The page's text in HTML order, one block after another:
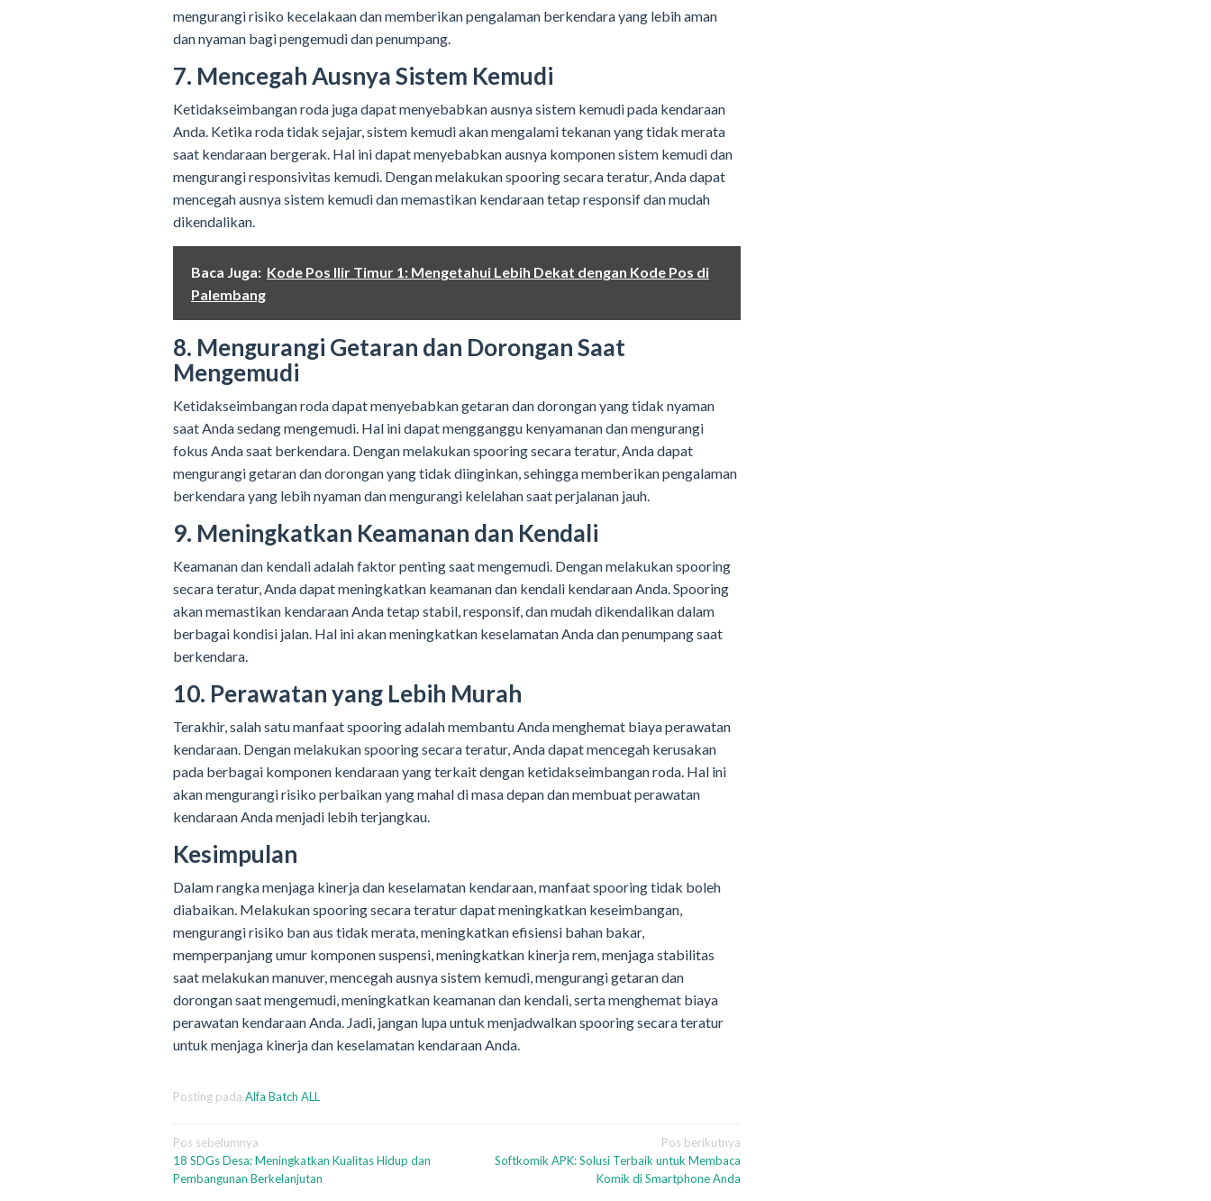
mengurangi risiko kecelakaan dan memberikan pengalaman berkendara yang lebih aman
dan nyaman bagi pengemudi dan penumpang.
7. Mencegah Ausnya Sistem Kemudi
Ketidakseimbangan roda juga dapat menyebabkan ausnya sistem kemudi pada kendaraan
Anda. Ketika roda tidak sejajar, sistem kemudi akan mengalami tekanan yang tidak merata
saat kendaraan bergerak. Hal ini dapat menyebabkan ausnya komponen sistem kemudi dan
mengurangi responsivitas kemudi. Dengan melakukan spooring secara teratur, Anda dapat
mencegah ausnya sistem kemudi dan memastikan kendaraan tetap responsif dan mudah
dikendalikan.
Baca Juga: Kode Pos Ilir Timur 1: Mengetahui Lebih Dekat dengan Kode Pos di
Palembang
8. Mengurangi Getaran dan Dorongan Saat
Mengemudi
Ketidakseimbangan roda dapat menyebabkan getaran dan dorongan yang tidak nyaman
saat Anda sedang mengemudi. Hal ini dapat mengganggu kenyamanan dan mengurangi
fokus Anda saat berkendara. Dengan melakukan spooring secara teratur, Anda dapat
mengurangi getaran dan dorongan yang tidak diinginkan, sehingga memberikan pengalaman
berkendara yang lebih nyaman dan mengurangi kelelahan saat perjalanan jauh.
9. Meningkatkan Keamanan dan Kendali
Keamanan dan kendali adalah faktor penting saat mengemudi. Dengan melakukan spooring
secara teratur, Anda dapat meningkatkan keamanan dan kendali kendaraan Anda. Spooring
akan memastikan kendaraan Anda tetap stabil, responsif, dan mudah dikendalikan dalam
berbagai kondisi jalan. Hal ini akan meningkatkan keselamatan Anda dan penumpang saat
berkendara.
10. Perawatan yang Lebih Murah
Terakhir, salah satu manfaat spooring adalah membantu Anda menghemat biaya perawatan
kendaraan. Dengan melakukan spooring secara teratur, Anda dapat mencegah kerusakan
pada berbagai komponen kendaraan yang terkait dengan ketidakseimbangan roda. Hal ini
akan mengurangi risiko perbaikan yang mahal di masa depan dan membuat perawatan
kendaraan Anda menjadi lebih terjangkau.
Kesimpulan
Dalam rangka menjaga kinerja dan keselamatan kendaraan, manfaat spooring tidak boleh
diabaikan. Melakukan spooring secara teratur dapat meningkatkan keseimbangan,
mengurangi risiko ban aus tidak merata, meningkatkan efisiensi bahan bakar,
memperpanjang umur komponen suspensi, meningkatkan kinerja rem, menjaga stabilitas
saat melakukan manuver, mencegah ausnya sistem kemudi, mengurangi getaran dan
dorongan saat mengemudi, meningkatkan keamanan dan kendali, serta menghemat biaya
perawatan kendaraan Anda. Jadi, jangan lupa untuk menjadwalkan spooring secara teratur
untuk menjaga kinerja dan keselamatan kendaraan Anda.
Posting pada Alfa Batch ALL
Navigasi
pos
Pos sebelumnya
18 SDGs Desa: Meningkatkan Kualitas Hidup dan
Pembangunan Berkelanjutan
Pos berikutnya
Softkomik APK: Solusi Terbaik untuk Membaca
Komik di Smartphone Anda